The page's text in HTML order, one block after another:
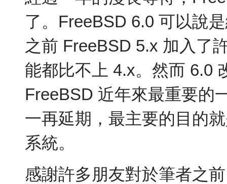
了。FreeBSD 6.0 可以說
之前 FreeBSD 5.x 加入了
能都比不上 4.x。然而 6.0
FreeBSD 近年來最重要的
一再延期，最主要的目的
系統。
感謝許多朋友對於筆者之